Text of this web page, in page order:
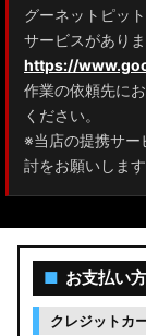
NHP17/
M900A/M910A ル
A200A/A210A ライ
E52 エルグランド
T32 エクストレイ
C28 セレナ
グーネットピッ
サービスがありま
https://
作業の依頼先に
ください。
※当店の提携サー
討をお願いします
■ お支払い
クレジットカ